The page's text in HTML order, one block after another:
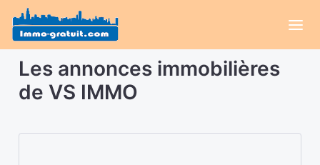
Les annonces immobilières
de VS IMMO